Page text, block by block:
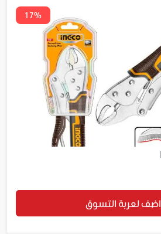
17%
اضف لعربة التسوق